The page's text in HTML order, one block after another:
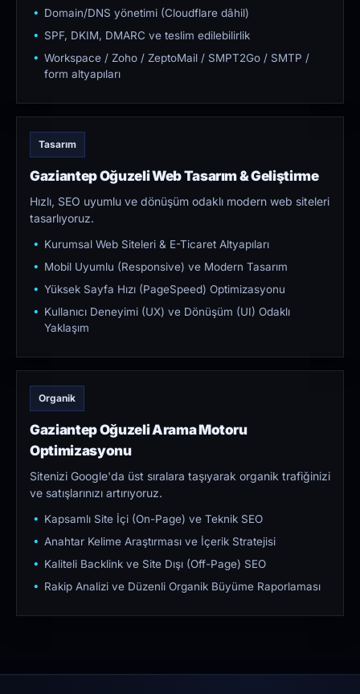
Domain/DNS yönetimi (Cloudflare dâhil)
SPF, DKIM, DMARC ve teslim edilebilirlik
Workspace / Zoho / ZeptoMail / SMPT2Go / SMTP /
form altyapıları
Tasarım
Gaziantep Oğuzeli Web Tasarım & Geliştirme
Hızlı, SEO uyumlu ve dönüşüm odaklı modern web siteleri
tasarlıyoruz.
Kurumsal Web Siteleri & E-Ticaret Altyapıları
Mobil Uyumlu (Responsive) ve Modern Tasarım
Yüksek Sayfa Hızı (PageSpeed) Optimizasyonu
Kullanıcı Deneyimi (UX) ve Dönüşüm (UI) Odaklı
Yaklaşım
Organik
Gaziantep Oğuzeli Arama Motoru
Optimizasyonu
Sitenizi Google'da üst sıralara taşıyarak organik trafiğinizi
ve satışlarınızı artırıyoruz.
Kapsamlı Site İçi (On-Page) ve Teknik SEO
Anahtar Kelime Araştırması ve İçerik Stratejisi
Kaliteli Backlink ve Site Dışı (Off-Page) SEO
Rakip Analizi ve Düzenli Organik Büyüme Raporlaması